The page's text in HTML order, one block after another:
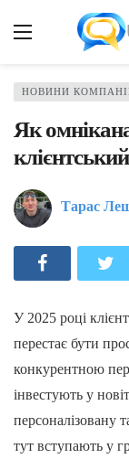
НОВИНИ
Як
Тарас
У 2025 році
перестає бути
конкурентною
інвестують у
персоналізовану
тут вступають у